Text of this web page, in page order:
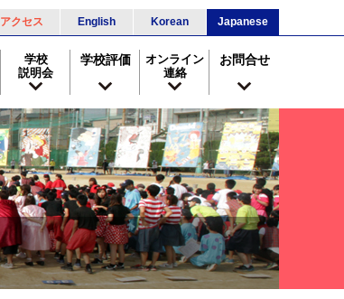
アクセス English Korean Japanese
学校
説明会
学校評価
オンライン
連絡
お問合せ